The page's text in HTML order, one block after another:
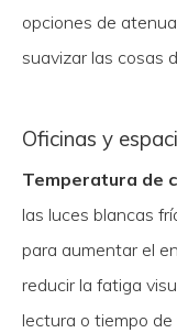
opciones de
suavizar las cosas
Oficinas y
Temperatura de
las luces blancas
para aumentar el
reducir la fatiga
lectura o tiempo de